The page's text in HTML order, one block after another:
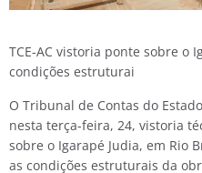
TCE-AC vistoria ponte sobre o
condições estruturai
O Tribunal de Contas do
nesta terça-feira, 24, vistoria
sobre o Igarapé Judia, em Rio
as condições estruturais da